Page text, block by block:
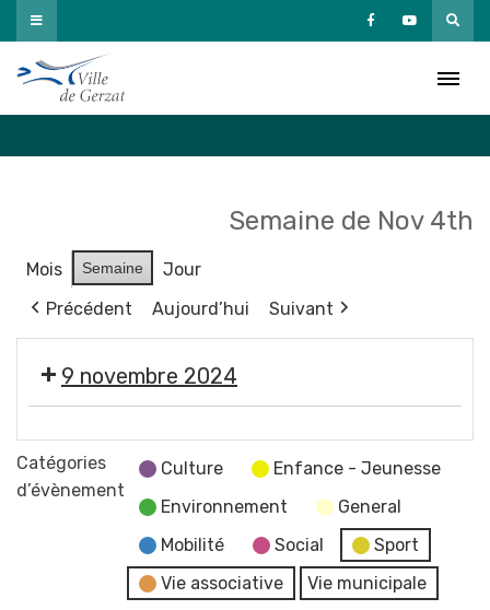
Passer
au
contenu
Semaine de Nov 4th
Mois Semaine
Jour
Précédent
Aujourd’hui Suivant
9 novembre 2024
🕺
💃
Catégories
d’évènement
Culture
Enfance - Jeunesse
Environnement
General
Mobilité
Social
Sport
Vie associative
Vie municipale